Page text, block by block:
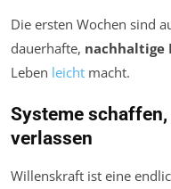
Die ersten Wochen sind
dauerhafte, nachhaltige
Leben leicht macht.
Systeme
verlassen
Willenskraft ist eine